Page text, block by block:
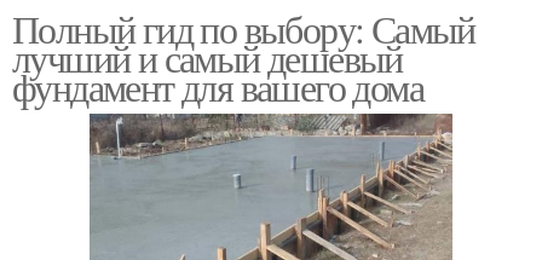
Полный гид по выбору: Самый
лучший и самый дешевый
фундамент для вашего дома